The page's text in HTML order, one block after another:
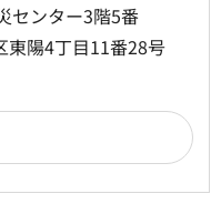
センター3階5番
東陽4丁目11番28号